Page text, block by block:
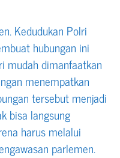
Kedudukan Polri
hubungan ini
mudah dimanfaatkan
menempatkan
tersebut menjadi
bisa langsung
harus melalui
parlemen.